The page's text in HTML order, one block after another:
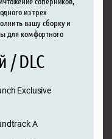
из трех
вашу сборку и
для комфортного
/ DLC
Exclusive
A